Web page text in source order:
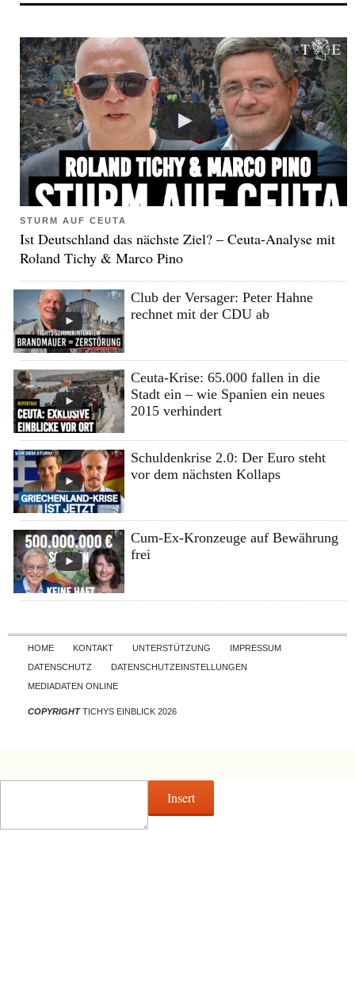
STURM AUF CEUTA
Ist Deutschland das nächste Ziel? – Ceuta-Analyse mit
Roland Tichy & Marco Pino
Club der Versager: Peter Hahne
rechnet mit der CDU ab
Ceuta-Krise: 65.000 fallen in die
Stadt ein – wie Spanien ein neues
2015 verhindert
Schuldenkrise 2.0: Der Euro steht
vor dem nächsten Kollaps
Cum-Ex-Kronzeuge auf Bewährung
frei
Skip to content
HOME KONTAKT UNTERSTÜTZUNG
IMPRESSUM
DATENSCHUTZ
DATENSCHUTZEINSTELLUNGEN
MEDIADATEN ONLINE
COPYRIGHTTICHYS EINBLICK 2026
Insert